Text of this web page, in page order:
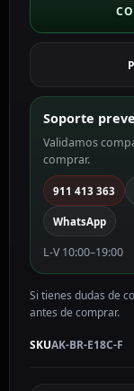
de
registro
AK-
BR-
E18C-
cantidad
Soporte
Validamos
comprar.
911 413 363
WhatsApp
L-V 10:00–19:00
Si tienes dudas de
antes de comprar.
SKUAK-BR-E18C-F